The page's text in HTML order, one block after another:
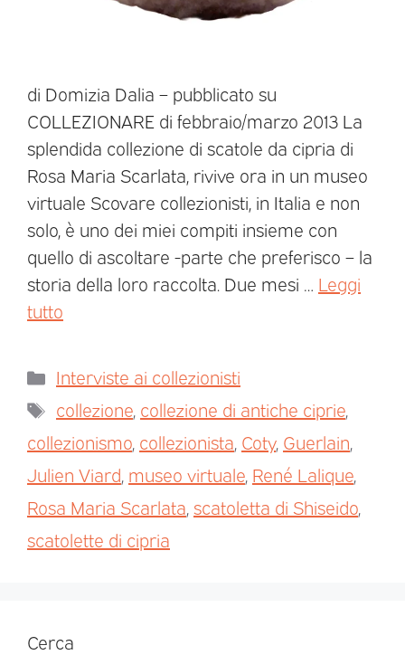
di Domizia Dalia – pubblicato su
COLLEZIONARE di febbraio/marzo 2013 La
splendida collezione di scatole da cipria di
Rosa Maria Scarlata, rivive ora in un museo
virtuale Scovare collezionisti, in Italia e non
solo, è uno dei miei compiti insieme con
quello di ascoltare -parte che preferisco – la
storia della loro raccolta. Due mesi … Leggi
tutto
Interviste ai collezionisti
collezione collezione di antiche ciprie
collezionismo collezionista Coty, Guerlain
Julien Viard museo virtuale René Lalique
Rosa Maria Scarlata scatoletta di Shiseido
scatolette di cipria
Cerca